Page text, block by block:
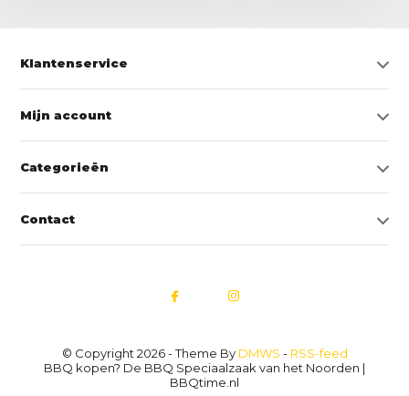
Klantenservice
Mijn account
Categorieën
Contact
© Copyright 2026 - Theme By DMWS - RSS-feed
BBQ kopen? De BBQ Speciaalzaak van het Noorden |
BBQtime.nl